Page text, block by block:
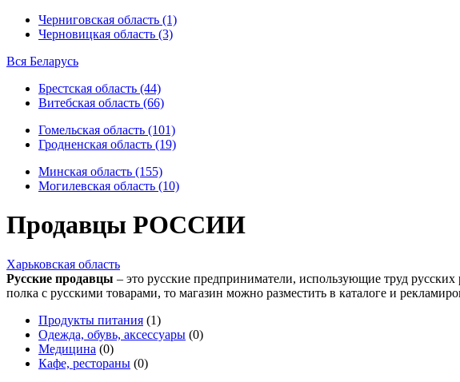
Черниговская область (1)
Черновицкая область (3)
Вся Беларусь
Брестская область (44)
Витебская область (66)
Гомельская область (101)
Гродненская область (19)
Минская область (155)
Могилевская область (10)
Продавцы РОССИИ
Харьковская область
Русские продавцы – это русские предприниматели, использующие труд
полка с русскими товарами, то магазин можно разместить в каталоге и
Продукты питания (1)
Одежда, обувь, аксессуары (0)
Медицина (0)
Кафе, рестораны (0)